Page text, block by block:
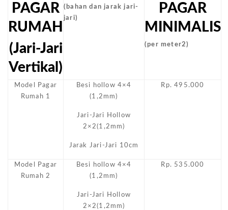
PAGAR
RUMAH
(Jari-Jari
Vertikal)
(bahan dan jarak jari-
jari)
PAGAR
MINIMALIS
(per meter2)
Model Pagar
Rumah 1
Besi hollow 4×4
(1,2mm)
Jari-Jari Hollow
2×2(1,2mm)
Jarak Jari-Jari 10cm
Rp. 495.000
Model Pagar
Rumah 2
Besi hollow 4×4
(1,2mm)
Jari-Jari Hollow
2×2(1,2mm)
Rp. 535.000